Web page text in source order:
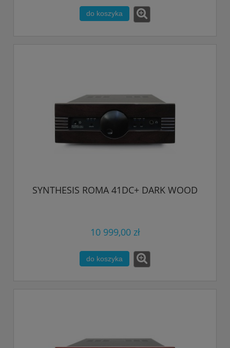
do koszyka
SYNTHESIS ROMA 41DC+ DARK WOOD
10 999,00 zł
do koszyka